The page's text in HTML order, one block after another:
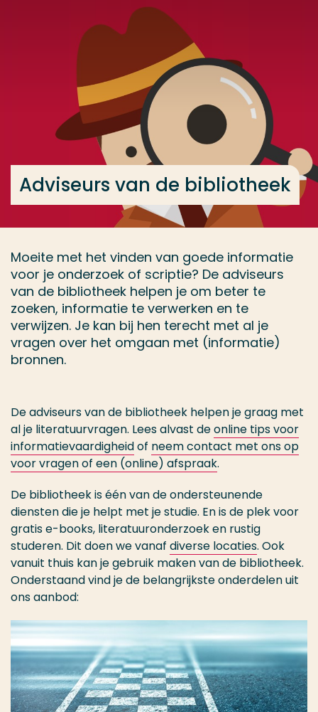
Ga direct naar de content
... > Adviseurs van de bibliotheek
Adviseurs van de bibliotheek
Moeite met het vinden van goede informatie
voor je onderzoek of scriptie? De adviseurs
van de bibliotheek helpen je om beter te
zoeken, informatie te verwerken en te
verwijzen. Je kan bij hen terecht met al je
vragen over het omgaan met (informatie)
bronnen.
De adviseurs van de bibliotheek helpen je graag met
al je literatuurvragen. Lees alvast deonline tips voor
informatievaardigheidof neem contact met ons op
voor vragen of een (online) afspraak.
De bibliotheek is één van de ondersteunende
diensten die je helpt met je studie. En is de plek voor
gratis e-books, literatuuronderzoek en rustig
studeren. Dit doen we vanaf diverse locaties. Ook
vanuit thuis kan je gebruik maken van de bibliotheek.
Onderstaand vind je de belangrijkste onderdelen uit
ons aanbod:
Veel gezocht
Opleiding